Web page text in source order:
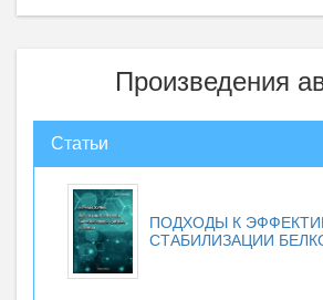
Произведения
Статьи
ПОДХОДЫ К
СТАБИЛИЗАЦИИ